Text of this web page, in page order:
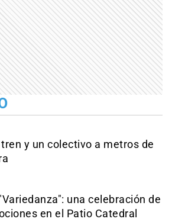
y un colectivo a metros de
una celebración de
en el Patio Catedral